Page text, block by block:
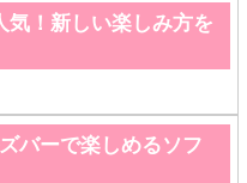
気！新しい楽しみ方を
バーで楽しめるソフ